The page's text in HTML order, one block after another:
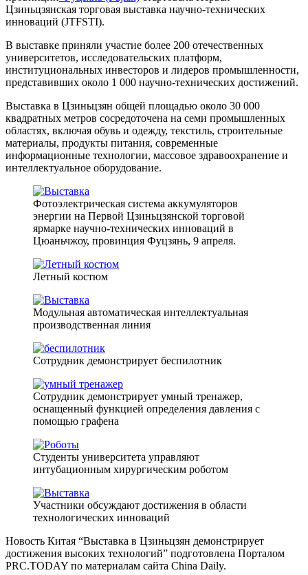
Цзиньцзянская торговая выставка научно-технических
инноваций (JTFSTI).
В выставке приняли участие более 200 отечественных
университетов, исследовательских платформ,
институциональных инвесторов и лидеров промышленности,
представивших около 1 000 научно-технических достижений.
Выставка в Цзиньцзян общей площадью около 30 000
квадратных метров сосредоточена на семи промышленных
областях, включая обувь и одежду, текстиль, строительные
материалы, продукты питания, современные
информационные технологии, массовое здравоохранение и
интеллектуальное оборудование.
Фотоэлектрическая система аккумуляторов
энергии на Первой Цзиньцзянской торговой
ярмарке научно-технических инноваций в
Цюаньчжоу, провинция Фуцзянь, 9 апреля.
Летный костюм
Модульная автоматическая интеллектуальная
производственная линия
Сотрудник демонстрирует беспилотник
Сотрудник демонстрирует умный тренажер,
оснащенный функцией определения давления с
помощью графена
Студенты университета управляют
интубационным хирургическим роботом
Участники обсуждают достижения в области
технологических инноваций
Новость Китая “Выставка в Цзиньцзян демонстрирует
достижения высоких технологий” подготовлена Порталом
PRC.TODAY по материалам сайта China Daily.